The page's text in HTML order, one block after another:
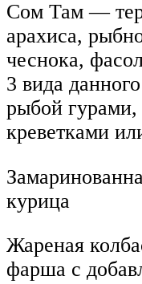
Сом Там —
арахиса,
чеснока,
3 вида
рыбой
креветками
курица
Жареная
фарша с